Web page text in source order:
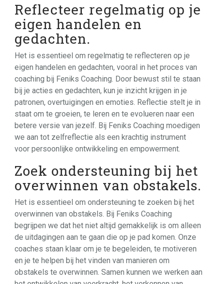
Reflecteer regelmatig op je
eigen handelen en
gedachten.
Het is essentieel om regelmatig te reflecteren op je
eigen handelen en gedachten, vooral in het proces van
coaching bij Feniks Coaching. Door bewust stil te staan
bij je acties en gedachten, kun je inzicht krijgen in je
patronen, overtuigingen en emoties. Reflectie stelt je in
staat om te groeien, te leren en te evolueren naar een
betere versie van jezelf. Bij Feniks Coaching moedigen
we aan tot zelfreflectie als een krachtig instrument
voor persoonlijke ontwikkeling en empowerment.
Zoek ondersteuning bij het
overwinnen van obstakels.
Het is essentieel om ondersteuning te zoeken bij het
overwinnen van obstakels. Bij Feniks Coaching
begrijpen we dat het niet altijd gemakkelijk is om alleen
de uitdagingen aan te gaan die op je pad komen. Onze
coaches staan klaar om je te begeleiden, te motiveren
en je te helpen bij het vinden van manieren om
obstakels te overwinnen. Samen kunnen we werken aan